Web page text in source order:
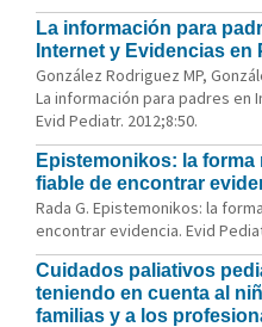
La información para
Internet y Evidencias en
González Rodriguez MP,
La información para padres en
Evid Pediatr. 2012;8:50.
Epistemonikos: la forma
fiable de encontrar
Rada G. Epistemonikos: la
encontrar evidencia. Evid
Cuidados paliativos
teniendo en cuenta al
familias y a los